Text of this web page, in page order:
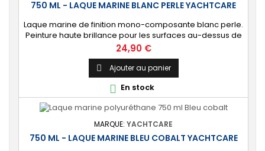
750 ML - LAQUE MARINE BLANC PERLE YACHTCARE
Laque marine de finition mono-composante blanc perle.
Peinture haute brillance pour les surfaces au-dessus de
la ligne de flottaison. ⚙️ [Tout support] Brillance longue
durée sur toutes les coques de bateau en polyester,
époxy, bois et acier. Usage également possible en
intérieur. 🔝 [Haute protection] Protection durable
contre les éléments marins et les...
Prix
24,90 €
 Ajouter au panier
 En stock
MARQUE: YACHTCARE
750 ML - LAQUE MARINE BLEU COBALT YACHTCARE